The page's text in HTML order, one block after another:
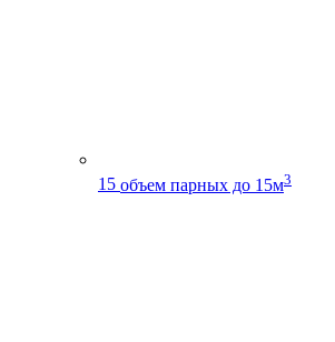
15 объем парных до 15м3